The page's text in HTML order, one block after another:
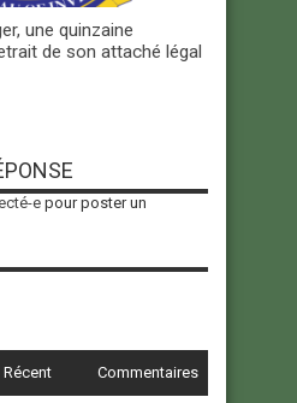
une quinzaine
de son attaché légal
epour poster un
Récent Commentaires